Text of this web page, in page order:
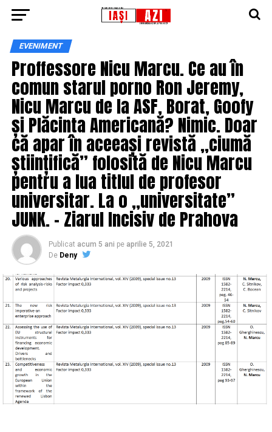
EVENIMENT
Proffessore Nicu Marcu. Ce au în
comun starul porno Ron Jeremy,
Nicu Marcu de la ASF, Borat, Goofy
și Plăcinta Americană? Nimic. Doar
că apar în aceeași revistă ,,ciumă
științifică” folosită de Nicu Marcu
pentru a lua titlul de profesor
universitar. La o ,,universitate”
JUNK. – Ziarul Incisiv de Prahova
Publicat acum 5 ani pe aprilie 5, 2021
De Deny